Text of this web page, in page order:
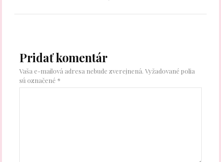
Pridať komentár
Vaša e-mailová adresa nebude zverejnená. Vyžadované polia
sú označené *